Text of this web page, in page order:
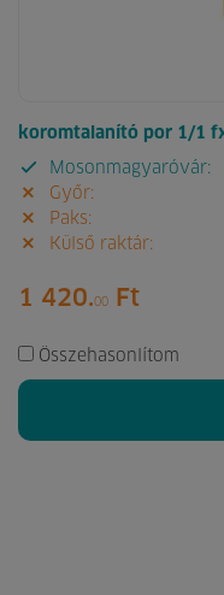
koromtalanító por 1/1
Mosonmagyaróvár:
Győr:
Paks:
Külső raktár:
1 420.00 Ft
Összehasonlítom